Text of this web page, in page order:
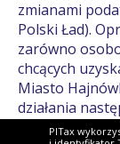
zmianami
Polski Ład).
zarówno
chcących
Miasto
działania
Urząd
PITax